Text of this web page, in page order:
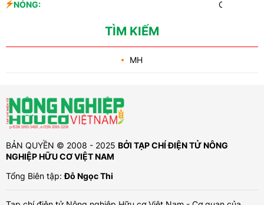
NÓNG:
Chỉ đạo xử
TÌM KIẾM
MH
BẢN QUYỀN © 2008 - 2025 BỞI TẠP CHÍ ĐIỆN TỬ NÔNG
NGHIỆP HỮU CƠ VIỆT NAM
Tổng Biên tập:Đỗ Ngọc Thi